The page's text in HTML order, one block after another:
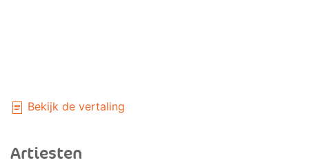
Bekijk de vertaling
Artiesten